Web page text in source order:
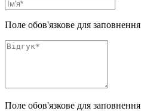
Поле обов'язкове для заповнення
Поле обов'язкове для заповнення